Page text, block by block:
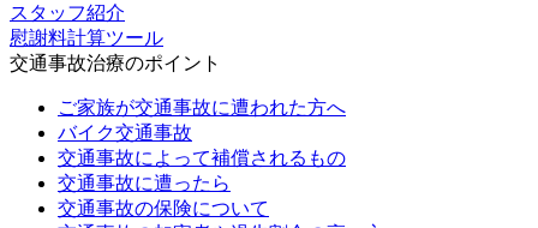
スタッフ紹介
慰謝料計算ツール
交通事故治療のポイント
ご家族が交通事故に遭われた方へ
バイク交通事故
交通事故によって補償されるもの
交通事故に遭ったら
交通事故の保険について